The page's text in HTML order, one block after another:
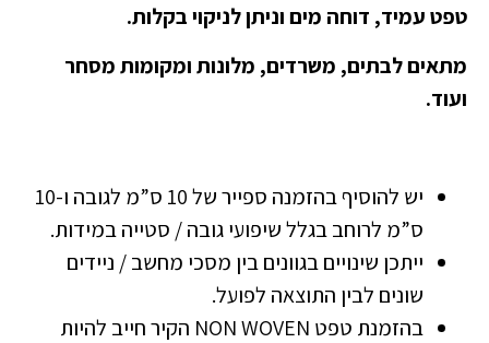
טפט עמיד, דוחה מים וניתן לניקוי בקלות.
מתאים לבתים, משרדים, מלונות ומקומות מסחר
ועוד.
יש להוסיף בהזמנה ספייר של 10 ס”מ לגובה ו-10
ס”מ לרוחב בגלל שיפועי גובה / סטייה במידות.
ייתכן שינויים בגוונים בין מסכי מחשב / ניידים
שונים לבין התוצאה לפועל.
בהזמנת טפט NON WOVEN הקיר חייב להיות